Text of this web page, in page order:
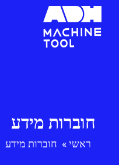
חוברות מידע
ראשי» חוברות מידע